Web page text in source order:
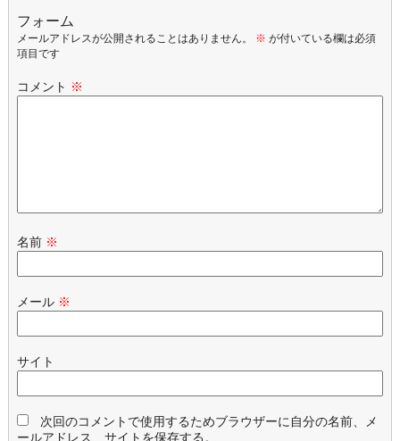
フォーム
メールアドレスが公開されることはありません。 ※ が付いている欄は必須
項目です
コメント ※
名前 ※
メール ※
サイト
次回のコメントで使用するためブラウザーに自分の名前、メ
ールアドレス、サイトを保存する。